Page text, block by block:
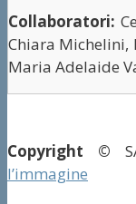
Collaboratori:
Chiara Michelini,
Maria Adelaide
Copyright ©
l’immagine